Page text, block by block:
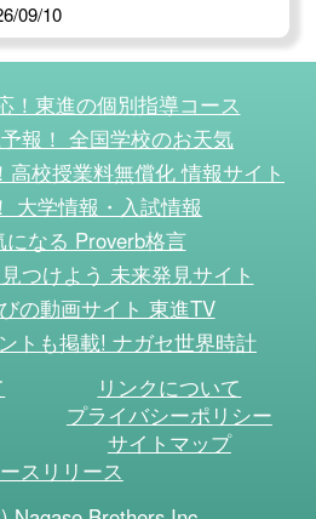
09/10
！東進の個別指導コース
報！ 全国学校のお天気
校授業料無償化 情報サイト
大学情報・入試情報
になる Proverb格言
つけよう 未来発見サイト
の動画サイト 東進TV
トも掲載! ナガセ世界時計
リンクについて
プライバシーポリシー
サイトマップ
スリリース